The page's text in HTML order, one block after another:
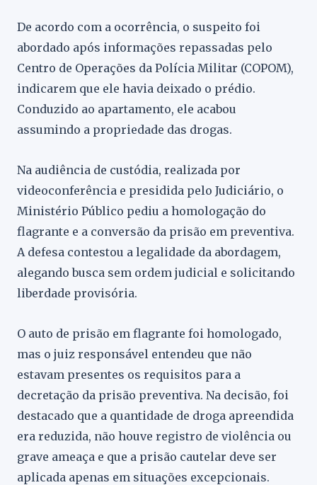
De acordo com a ocorrência, o suspeito foi
abordado após informações repassadas pelo
Centro de Operações da Polícia Militar (COPOM),
indicarem que ele havia deixado o prédio.
Conduzido ao apartamento, ele acabou
assumindo a propriedade das drogas.
Na audiência de custódia, realizada por
videoconferência e presidida pelo Judiciário, o
Ministério Público pediu a homologação do
flagrante e a conversão da prisão em preventiva.
A defesa contestou a legalidade da abordagem,
alegando busca sem ordem judicial e solicitando
liberdade provisória.
O auto de prisão em flagrante foi homologado,
mas o juiz responsável entendeu que não
estavam presentes os requisitos para a
decretação da prisão preventiva. Na decisão, foi
destacado que a quantidade de droga apreendida
era reduzida, não houve registro de violência ou
grave ameaça e que a prisão cautelar deve ser
aplicada apenas em situações excepcionais.